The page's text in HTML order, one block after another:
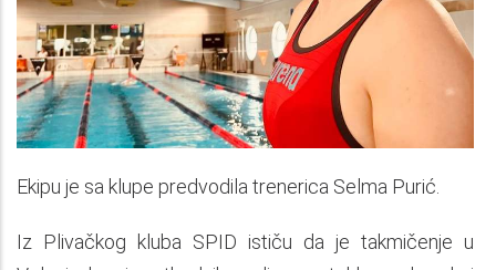
Ekipu je sa klupe predvodila trenerica Selma Purić.
Iz Plivačkog kluba SPID ističu da je takmičenje u